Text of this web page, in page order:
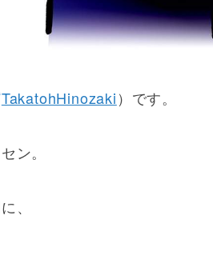
TakatohHinozaki）です。
ン。
、